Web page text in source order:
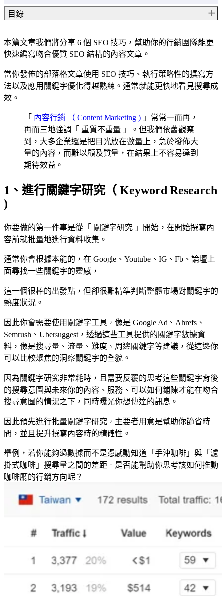
目錄
2、規劃內容發佈行事曆
規劃行事曆發佈做法：
3、列出內容大綱
4、撰寫草稿
完成 SEO 優化的基本項目：
何時需要外包 SEO 寫作?
結語
你可能會喜歡這幾篇文章
Related article
本篇文章我們將分享 6 個 SEO 技巧，幫助你的行銷團隊能更
快速編寫吻合優質 SEO 結構的內容文章。
當你發佈的部落格文章使用 SEO 技巧、執行策略性的撰寫方
法以及應用關鍵字優化得越熟練。通常就能更快地看見搜尋成
效。
「 內容行銷 （ Content Marketing ) 」常常一而再，
再而三地強調「 重質不重量 」。但我們依舊觀察
到，大多企業還是把目光放在數量上，急於發佈大
量的內容，而難以顧及質量，在結果上不容易達到
期待效益。
1、進行關鍵字研究（ Keyword Research
)
你要做的第一件事是從「 關鍵字研究 」開始，在開始撰寫內
容前就批量地進行資料收集。
通常你會根據本能的，在 Google、Youtube、IG、Fb、論壇上
面尋找一些關鍵字的靈感，
這一個很棒的出發點，但卻很難精準判斷整體市場對關鍵字的
熱度狀況。
因此你會需要使用關鍵字工具，像是 Google Ad、Ahrefs、
Semrush、Ubersuggest，透過這些工具提供的關鍵字數據資
料，像是搜尋量、流量、難度、周邊關鍵字等建議，從這邊你
可以比較聚焦的洞察關鍵字的全貌。
因為關鍵字研究非常耗時，且需要反覆的思考這些關鍵字背後
的搜尋意圖與未來你的內容、服務、可以如何鋪陳才能在吻合
搜尋意圖的情況之下，同時曝光你想傳達的訊息。
因此預先進行批量關鍵字研究，主要者用意是幫助你節省時
間，並且提升撰寫內容時的精確性。
舉例，若你能夠過數據而不是憑感動知道「手沖咖啡」與「濾
掛式咖啡」搜尋量之間的差距．是否能幫助你思考該如何推動
咖啡廳的行銷方向呢？